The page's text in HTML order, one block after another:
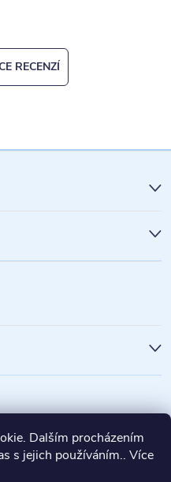
Dalším procházením
s jejich používáním.. Více
RECENZÍ